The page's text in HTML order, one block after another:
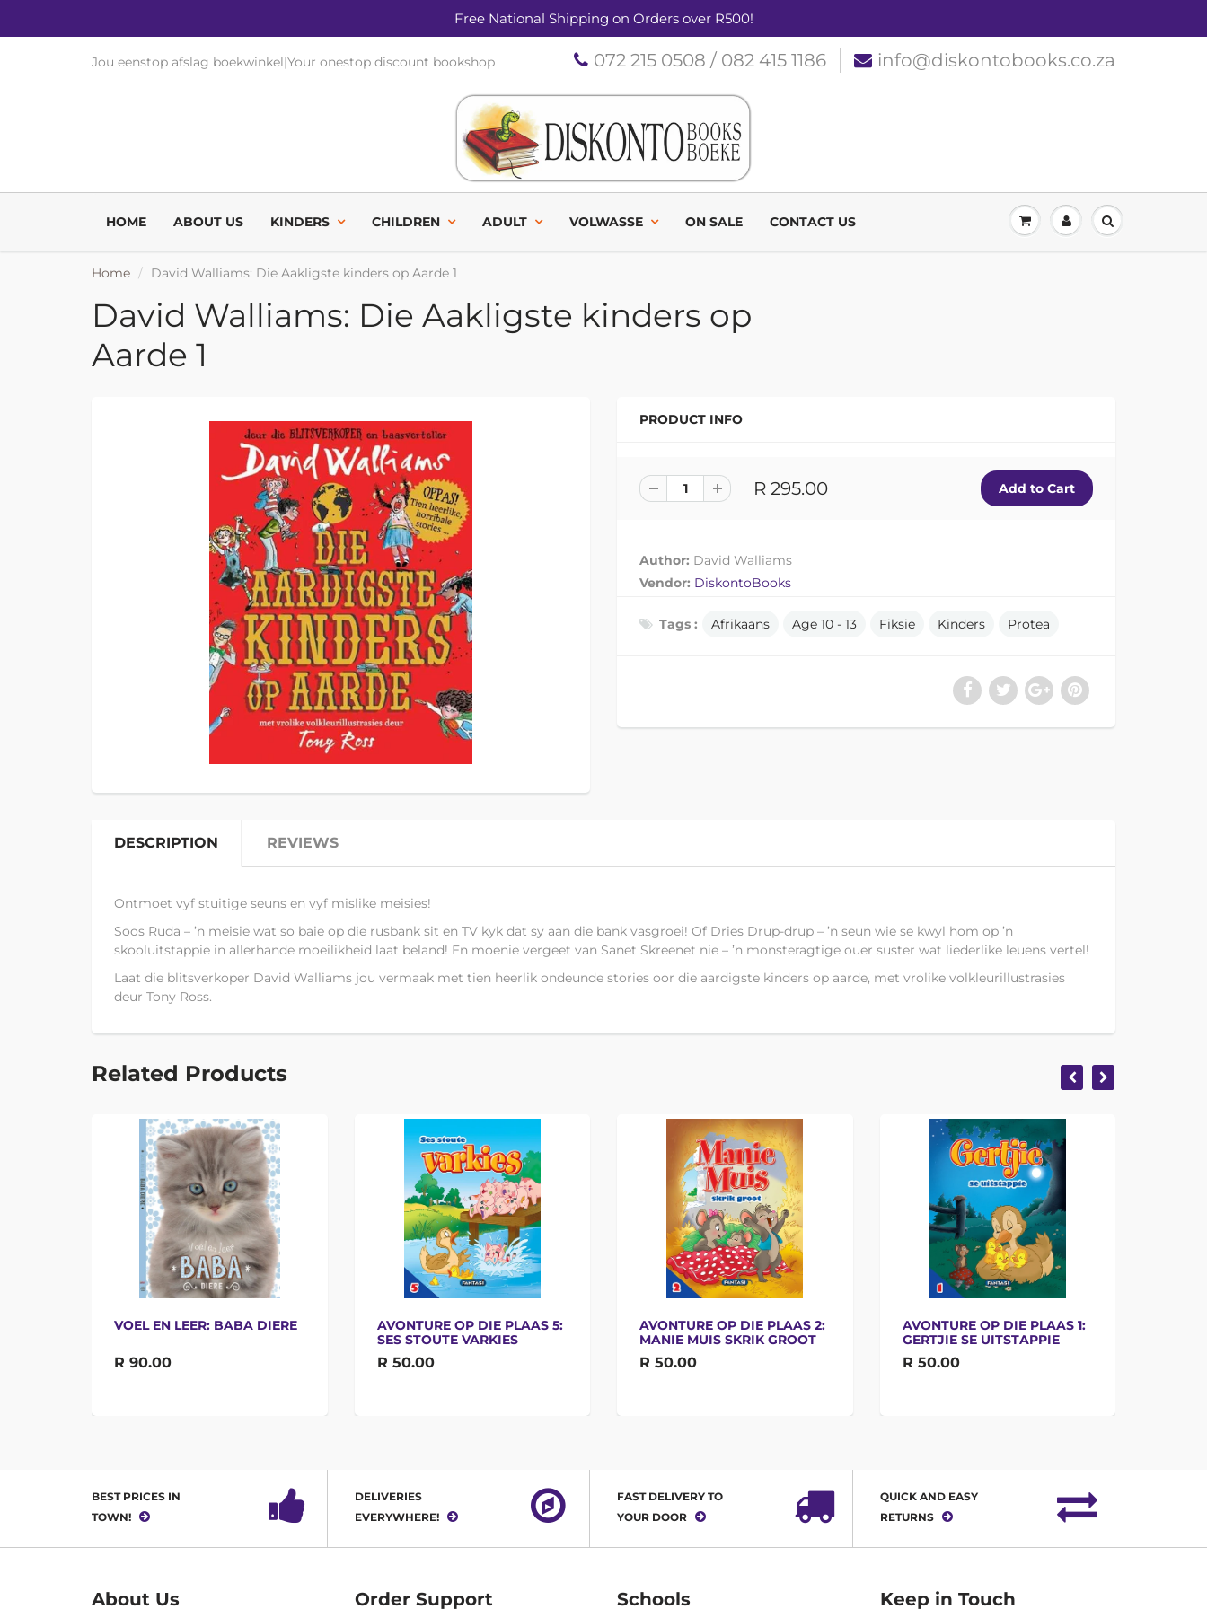
Free National Shipping on Orders over R500!
Jou eenstop afslag boekwinkel|Your onestop discount bookshop 072 215 0508 / 082 415 1186 info@diskontobooks.co.za
HOME ABOUT US KINDERS CHILDREN ADULT VOLWASSE ON SALE CONTACT US
Home David Walliams: Die Aakligste kinders op Aarde 1
David Walliams: Die Aakligste kinders op
Aarde 1
PRODUCT INFO
R 295.00
Author: David Walliams
Vendor: DiskontoBooks
Tags : Afrikaans Age 10 - 13 Fiksie Kinders Protea
DESCRIPTION REVIEWS
Ontmoet vyf stuitige seuns en vyf mislike meisies!
Soos Ruda – ’n meisie wat so baie op die rusbank sit en TV kyk dat sy aan die bank vasgroei! Of Dries Drup-drup – ’n seun wie se kwyl hom op ’n
skooluitstappie in allerhande moeilikheid laat beland! En moenie vergeet van Sanet Skreenet nie – ’n monsteragtige ouer suster wat liederlike leuens vertel!
Laat die blitsverkoper David Walliams jou vermaak met tien heerlik ondeunde stories oor die aardigste kinders op aarde, met vrolike volkleurillustrasies
deur Tony Ross.
Related Products
VOEL EN LEER: BABA DIERE
R 90.00
AVONTURE OP DIE PLAAS 5:
SES STOUTE VARKIES
R 50.00
AVONTURE OP DIE PLAAS 2:
MANIE MUIS SKRIK GROOT
R 50.00
AVONTURE OP DIE PLAAS 1:
GERTJIE SE UITSTAPPIE
R 50.00
BEST PRICES IN
TOWN!
DELIVERIES
EVERYWHERE!
FAST DELIVERY TO
YOUR DOOR
QUICK AND EASY
RETURNS
About Us Order Support Schools Keep in Touch